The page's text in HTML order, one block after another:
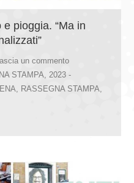
pioggia. “Ma in
Lascia un commento
STAMPA
2023 -
RASSEGNA STAMPA